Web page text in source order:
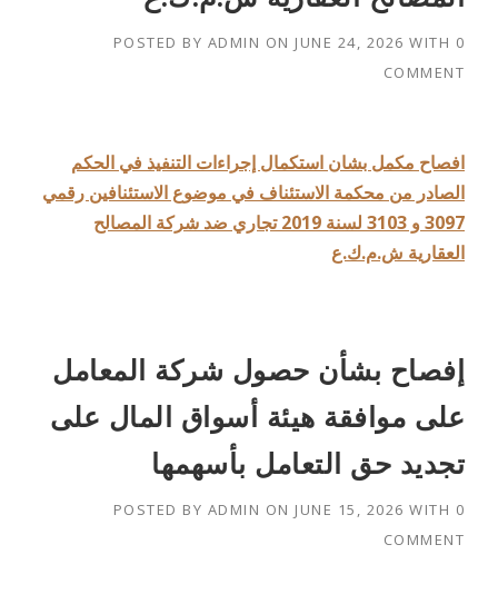
POSTED BY ADMIN ON JUNE 24, 2026 WITH 0
COMMENT
افصاح مكمل بشان استكمال إجراءات التنفيذ في الحكم
الصادر من محكمة الاستئناف في موضوع الاستئنافين رقمي
3097 و 3103 لسنة 2019 تجاري ضد شركة المصالح
العقارية ش.م.ك.ع
إفصاح بشأن حصول شركة المعامل
على موافقة هيئة أسواق المال على
تجديد حق التعامل بأسهمها
POSTED BY ADMIN ON JUNE 15, 2026 WITH 0
COMMENT